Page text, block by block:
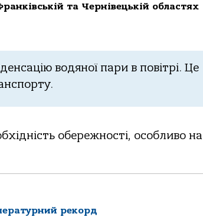
та Чернівецькій областях
водяної пари в повітрі. Це
обережності, особливо на
рекорд